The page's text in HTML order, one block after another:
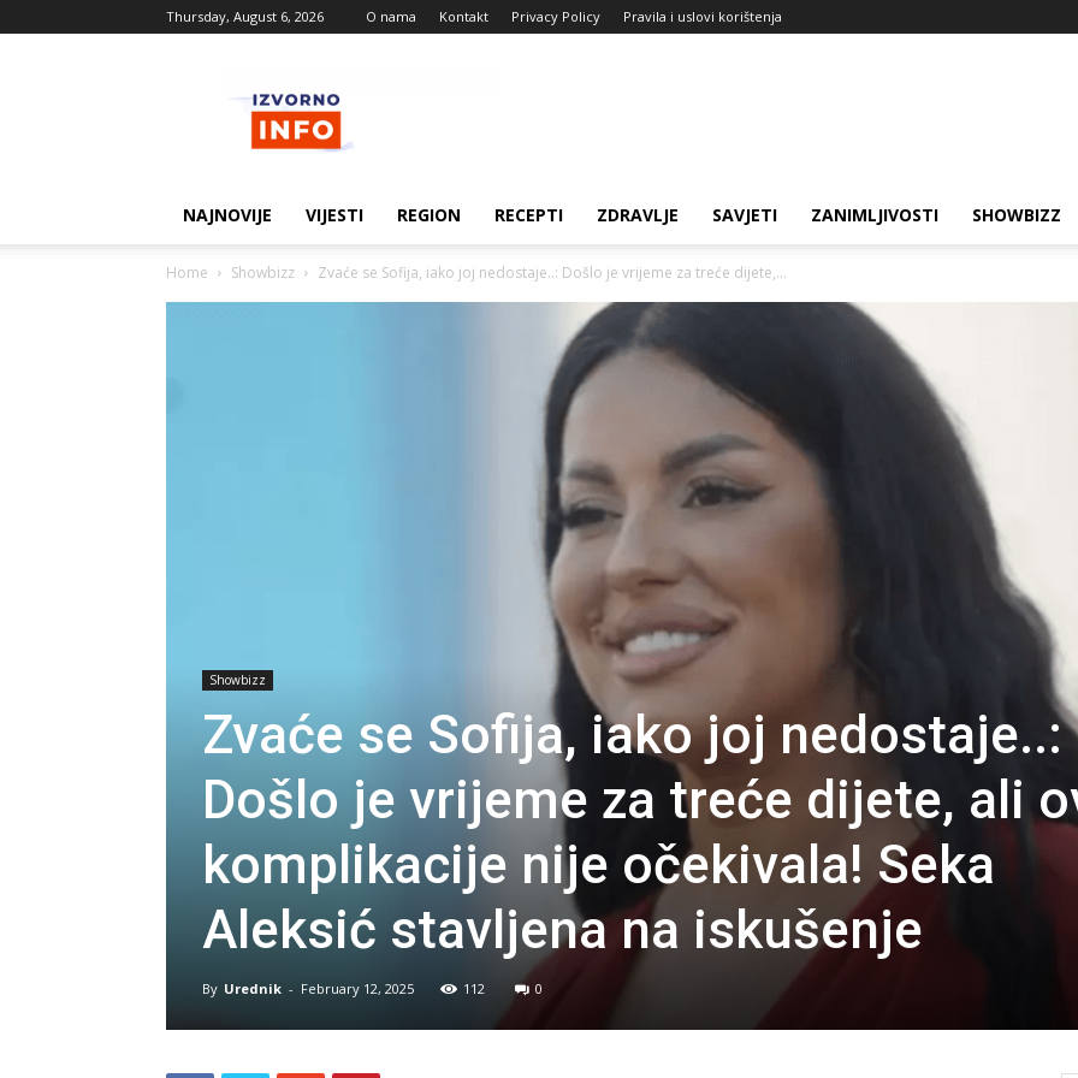
Thursday, August 6, 2026 O nama Kontakt Privacy Policy Pravila i uslovi korištenja
vijesti
NAJNOVIJE VIJESTI REGION RECEPTI ZDRAVLJE SAVJETI ZANIMLJIVOSTI SHOWBIZZ
Home Showbizz Zvaće se Sofija, iako joj nedostaje..: Došlo je vrijeme za treće dijete,...
Showbizz
Zvaće se Sofija, iako joj nedostaje..:
Došlo je vrijeme za treće dijete, ali
komplikacije nije očekivala! Seka
Aleksić stavljena na iskušenje
By Urednik - February 12, 2025 112 0